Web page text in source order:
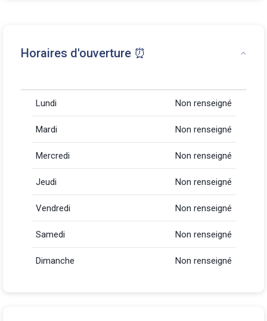
Horaires d'ouverture ⏰
Lundi Non renseigné
Mardi Non renseigné
Mercredi Non renseigné
Jeudi Non renseigné
Vendredi Non renseigné
Samedi Non renseigné
Dimanche Non renseigné